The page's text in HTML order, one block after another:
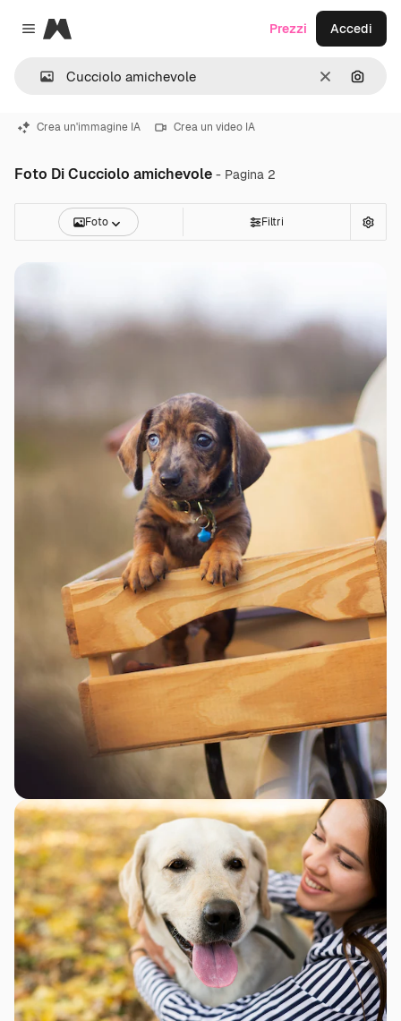
Close menu
Magnific
CancellaCerca
Prezzi Accedi
Crea un'immagine IA Crea un video IA
Foto Di Cucciolo amichevole - Pagina 2
Foto Filtri